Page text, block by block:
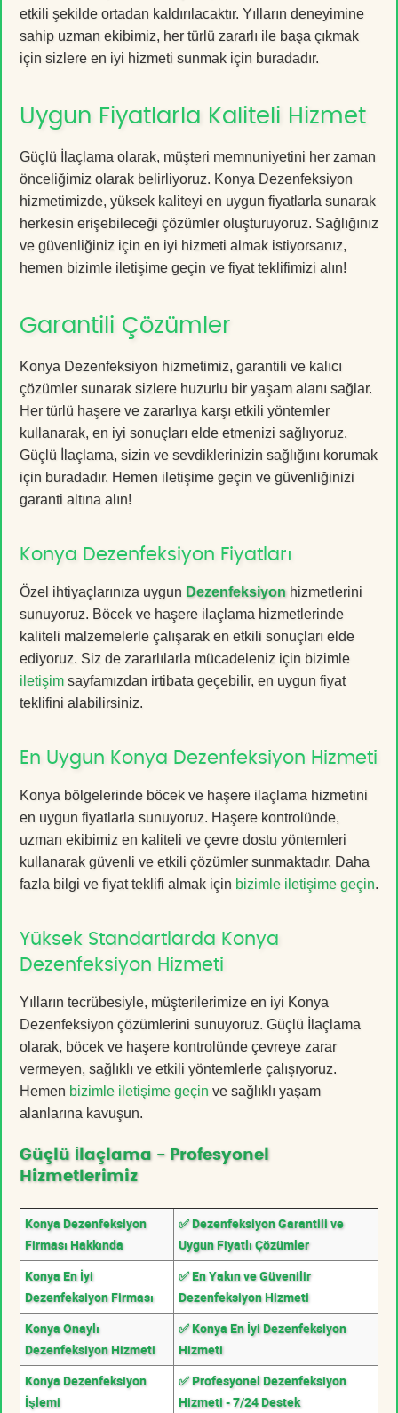
etkili şekilde ortadan kaldırılacaktır. Yılların deneyimine
sahip uzman ekibimiz, her türlü zararlı ile başa çıkmak
için sizlere en iyi hizmeti sunmak için buradadır.
Uygun Fiyatlarla Kaliteli Hizmet
Güçlü İlaçlama olarak, müşteri memnuniyetini her zaman
önceliğimiz olarak belirliyoruz. Konya Dezenfeksiyon
hizmetimizde, yüksek kaliteyi en uygun fiyatlarla sunarak
herkesin erişebileceği çözümler oluşturuyoruz. Sağlığınız
ve güvenliğiniz için en iyi hizmeti almak istiyorsanız,
hemen bizimle iletişime geçin ve fiyat teklifimizi alın!
Garantili Çözümler
Konya Dezenfeksiyon hizmetimiz, garantili ve kalıcı
çözümler sunarak sizlere huzurlu bir yaşam alanı sağlar.
Her türlü haşere ve zararlıya karşı etkili yöntemler
kullanarak, en iyi sonuçları elde etmenizi sağlıyoruz.
Güçlü İlaçlama, sizin ve sevdiklerinizin sağlığını korumak
için buradadır. Hemen iletişime geçin ve güvenliğinizi
garanti altına alın!
Konya Dezenfeksiyon Fiyatları
Özel ihtiyaçlarınıza uygun Dezenfeksiyon hizmetlerini
sunuyoruz. Böcek ve haşere ilaçlama hizmetlerinde
kaliteli malzemelerle çalışarak en etkili sonuçları elde
ediyoruz. Siz de zararlılarla mücadeleniz için bizimle
iletişim sayfamızdan irtibata geçebilir, en uygun fiyat
teklifini alabilirsiniz.
En Uygun Konya Dezenfeksiyon Hizmeti
Konya bölgelerinde böcek ve haşere ilaçlama hizmetini
en uygun fiyatlarla sunuyoruz. Haşere kontrolünde,
uzman ekibimiz en kaliteli ve çevre dostu yöntemleri
kullanarak güvenli ve etkili çözümler sunmaktadır. Daha
fazla bilgi ve fiyat teklifi almak için bizimle iletişime geçin.
Yüksek Standartlarda Konya
Dezenfeksiyon Hizmeti
Yılların tecrübesiyle, müşterilerimize en iyi Konya
Dezenfeksiyon çözümlerini sunuyoruz. Güçlü İlaçlama
olarak, böcek ve haşere kontrolünde çevreye zarar
vermeyen, sağlıklı ve etkili yöntemlerle çalışıyoruz.
Hemen bizimle iletişime geçin ve sağlıklı yaşam
alanlarına kavuşun.
Güçlü İlaçlama - Profesyonel
Hizmetlerimiz
Konya Dezenfeksiyon
Firması Hakkında
✅ Dezenfeksiyon Garantili ve
Uygun Fiyatlı Çözümler
Konya En İyi
Dezenfeksiyon Firması
✅ En Yakın ve Güvenilir
Dezenfeksiyon Hizmeti
Konya Onaylı
Dezenfeksiyon Hizmeti
✅ Konya En İyi Dezenfeksiyon
Hizmeti
Konya Dezenfeksiyon
İşlemi
✅ Profesyonel Dezenfeksiyon
Hizmeti - 7/24 Destek